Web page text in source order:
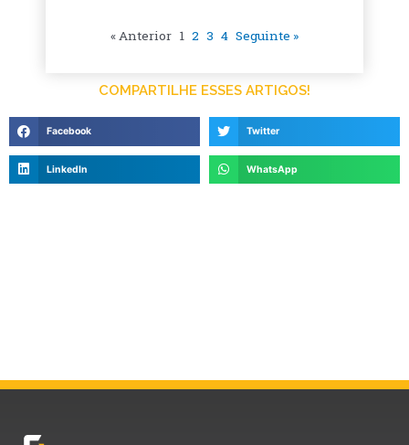
« Anterior 1 2 3 4 Seguinte »
COMPARTILHE ESSES ARTIGOS!
Facebook Twitter
LinkedIn WhatsApp